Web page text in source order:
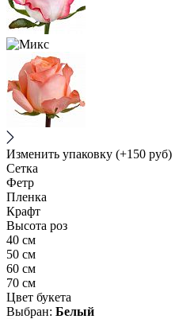
Изменить упаковку (+150 руб)
Сетка
Фетр
Пленка
Крафт
Высота роз
40 см
50 см
60 см
70 см
Цвет букета
Выбран: Белый